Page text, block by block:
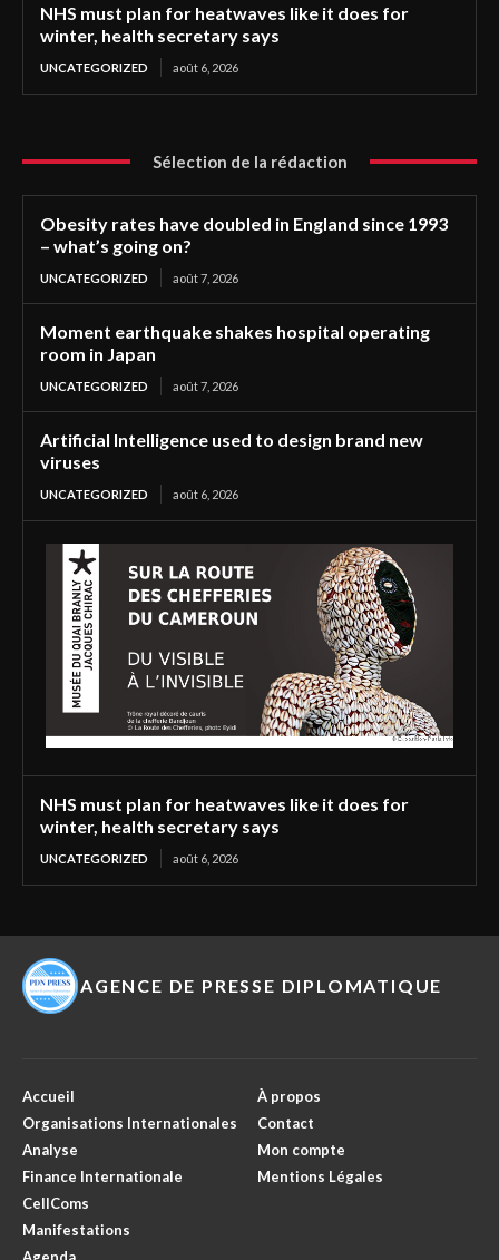
NHS must plan for heatwaves like it does for
winter, health secretary says
UNCATEGORIZED août 6, 2026
Sélection de la rédaction
Obesity rates have doubled in England since 1993
– what’s going on?
UNCATEGORIZED août 7, 2026
Moment earthquake shakes hospital operating
room in Japan
UNCATEGORIZED août 7, 2026
Artificial Intelligence used to design brand new
viruses
UNCATEGORIZED août 6, 2026
NHS must plan for heatwaves like it does for
winter, health secretary says
UNCATEGORIZED août 6, 2026
AGENCE DE PRESSE DIPLOMATIQUE
Accueil
Organisations Internationales
Analyse
Finance Internationale
CellComs
Manifestations
Agenda
À propos
Contact
Mon compte
Mentions Légales